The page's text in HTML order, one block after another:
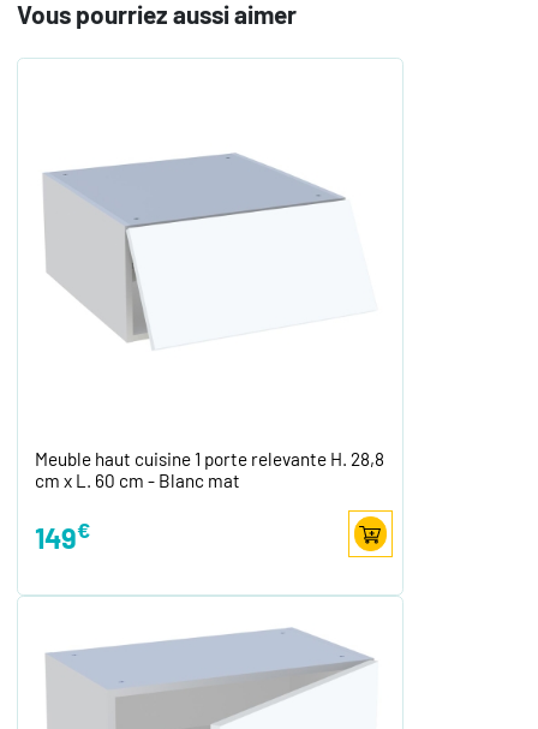
Vous pourriez aussi aimer
Meuble haut cuisine 1 porte relevante H. 28,8
cm x L. 60 cm - Blanc mat
149€